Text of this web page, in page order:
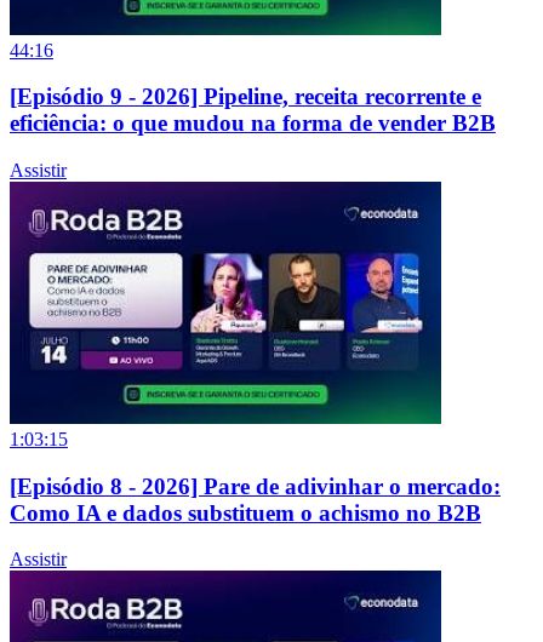
44:16
[Episódio 9 - 2026] Pipeline, receita recorrente e
eficiência: o que mudou na forma de vender B2B
Assistir
1:03:15
[Episódio 8 - 2026] Pare de adivinhar o mercado:
Como IA e dados substituem o achismo no B2B
Assistir